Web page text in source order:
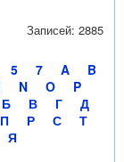
5 7 A
B
N O
P
Б В Г
Д
П Р С
Т
Я
Записей: 2885